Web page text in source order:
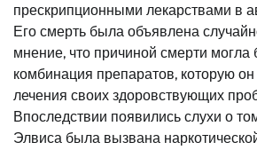
прескрипционными лекарствами в
Его смерть была объявлена
мнение, что причиной смерти могла
комбинация препаратов, которую
лечения своих здоровствующих
Впоследствии появились слухи о
Элвиса была вызвана